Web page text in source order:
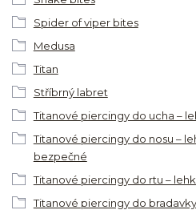
Spider of viper bites
Medusa
Titan
Stříbrný labret
Titanové piercingy do ucha –
Titanové piercingy do nosu –
bezpečné
Titanové piercingy do rtu –
Titanové piercingy do